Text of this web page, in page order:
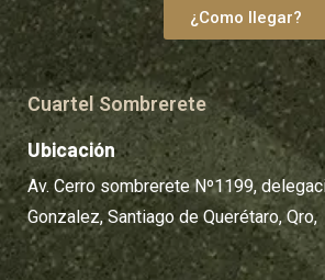
¿Como llegar?
Cuartel Sombrerete
Ubicación
Av. Cerro sombrerete Nº1199,
Gonzalez, Santiago de Querétaro, Qro,